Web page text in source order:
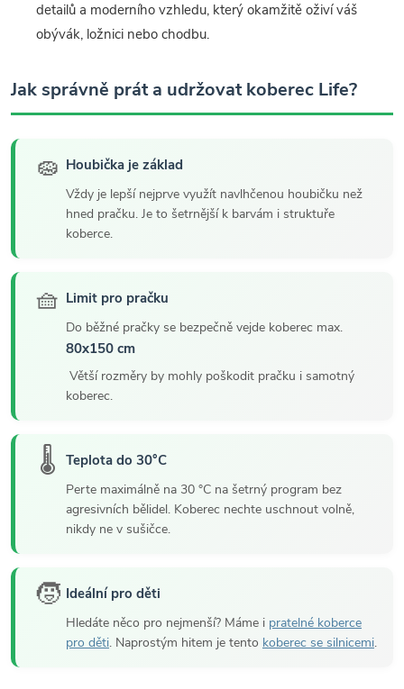
detailů a moderního vzhledu, který okamžitě oživí váš
obývák, ložnici nebo chodbu.
Jak správně prát a udržovat koberec Life?
🧽 Houbička je základ
Vždy je lepší nejprve využít navlhčenou houbičku než
hned pračku. Je to šetrnější k barvám i struktuře
koberce.
🧺 Limit pro pračku
Do běžné pračky se bezpečně vejde koberec max.
80x150 cm
Větší rozměry by mohly poškodit pračku i samotný
koberec.
🌡️ Teplota do 30°C
Perte maximálně na 30 °C na šetrný program bez
agresivních bělidel. Koberec nechte uschnout volně,
nikdy ne v sušičce.
🧒 Ideální pro děti
Hledáte něco pro nejmenší? Máme i pratelné koberce
pro děti. Naprostým hitem je tento koberec se silnicemi.